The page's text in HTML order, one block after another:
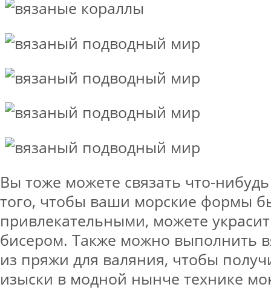
Вы тоже можете связать что-
того, чтобы ваши морские формы
привлекательными, можете
бисером. Также можно выполнить
из пряжи для валяния, чтобы
изыски в модной нынче технике